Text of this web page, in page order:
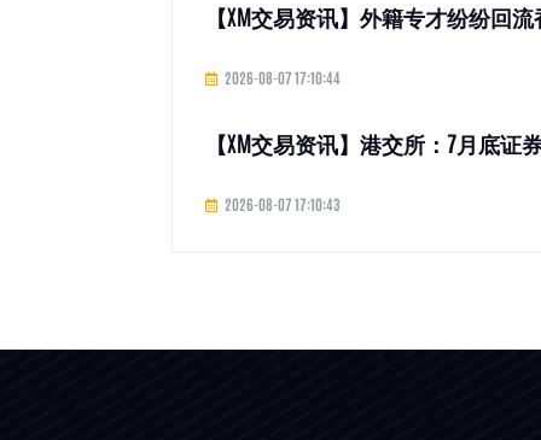
【XM交易资讯】外籍专才纷纷回
2026-08-07 17:10:44
【XM交易资讯】港交所：7月底
2026-08-07 17:10:43